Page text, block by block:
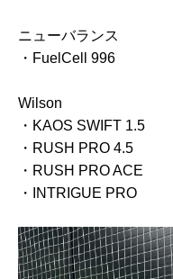
ニューバランス
・FuelCell 996
Wilson
・KAOS SWIFT 1.5
・RUSH PRO 4.5
・RUSH PRO ACE
・INTRIGUE PRO